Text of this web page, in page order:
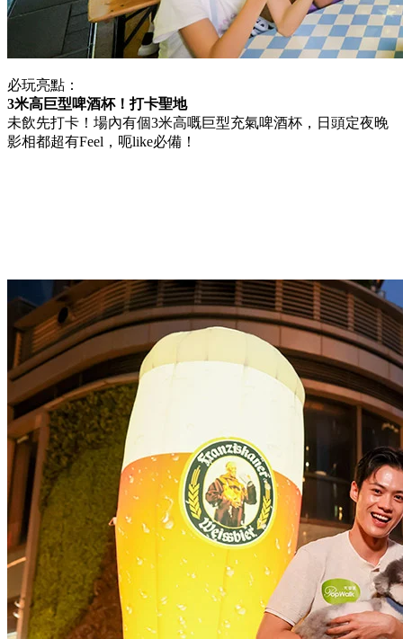
必玩亮點：
3米高巨型啤酒杯！打卡聖地
未飲先打卡！場內有個3米高嘅巨型充氣啤酒杯，日頭定夜晚
影相都超有Feel，呃like必備！